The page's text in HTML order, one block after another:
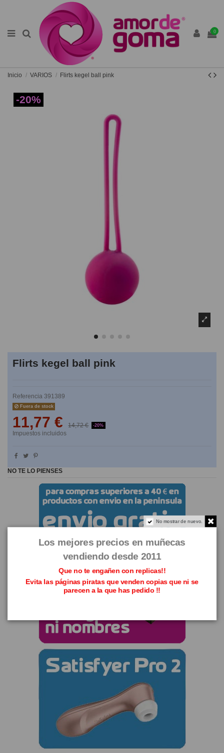
0
Inicio VARIOS Flirts kegel ball pink
-20%
Flirts kegel ball pink
Referencia 391389
Fuera de stock
11,77 € 14,72 € -20%
Impuestos incluidos
NO TE LO PIENSES
No mostrar de nuevo.
Los mejores precios en muñecas
vendiendo desde 2011
Que no te engañen con replicas!!
Evita las páginas piratas que venden copias que ni se
parecen a la que has pedido !!